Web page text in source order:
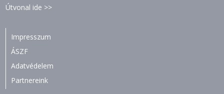
Útvonal ide >>
Impresszum
ÁSZF
Adatvédelem
Partnereink